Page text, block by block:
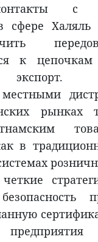
с
сфере Халяль
к
рынках
в
четкие